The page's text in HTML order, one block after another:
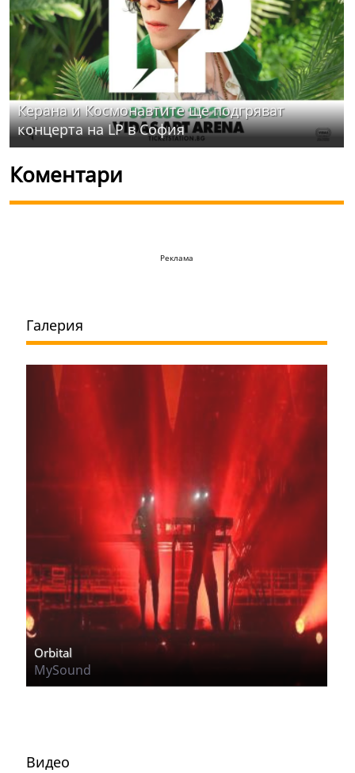
Керана и Космонавтите ще подгряват
концерта на LP в София
Коментари
Реклама
Галерия
Orbital
MySound
Видео